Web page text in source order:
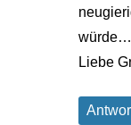
würde…
Liebe